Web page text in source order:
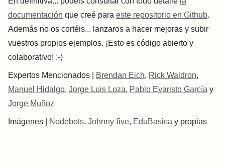
documentación que creé para este repositorio en Github.
Además no os cortéis... lanzaros a hacer mejoras y subir
vuestros propios ejemplos. ¡Esto es código abierto y
colaborativo! :-)
Expertos Mencionados | Brendan Eich, Rick Waldron,
Manuel Hidalgo, Jorge Luis Loza, Pablo Evaristo García y
Jorge Muñoz
Imágenes | Nodebots, Johnny-five, EduBasica y propias